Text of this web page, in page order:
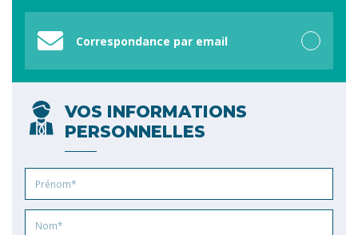
Correspondance par email
VOS INFORMATIONS
PERSONNELLES